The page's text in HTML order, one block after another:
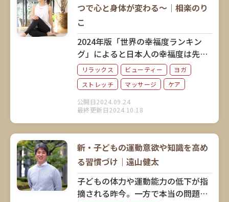
つで心と身体が変わる～｜相楽のり
こ
リラックス ビューティー
ヨガ
ストレッチ
マッサージ ケア
公開日2024.09.24
最終更新日2024.10.18
2024年版「世界の幸福度ランキン
グ」によると日本人の幸福度は先進
7カ国で最下位。そこでご紹介した
いのが「幸せになるヨガ」です。人
気ヨガインストラクターの相楽のり
こさんに、ヨガがもたらす心と身体
のポジティブな変化について教えて
いただきました。
新・子どもの運動意欲や知識を高め
る習慣づけ｜遠山健太
子どもの体力や運動能力の低下が指
摘される昨今。一方で本当の問題は